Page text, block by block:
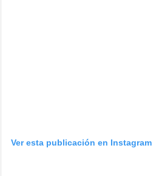
Ver esta publicación en Instagram